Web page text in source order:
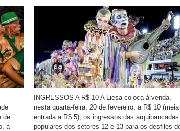
de
a
INGRESSOS A R$ 10 A Liesa coloca à venda,
nesta quarta-feira, 20 de fevereiro, a R$ 10 (meia
entrada a R$ 5), os ingressos das arquibancadas
populares dos setores 12 e 13 para os desfiles